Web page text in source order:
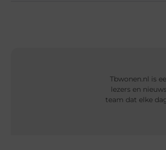
Tbwonen.nl is
lezers en
team dat elke